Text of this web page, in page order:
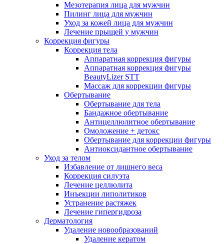
Мезотерапия лица для мужчин
Пилинг лица для мужчин
Уход за кожей лица для мужчин
Лечение прыщей у мужчин
Коррекция фигуры
Коррекция тела
Аппаратная коррекция фигуры
Аппаратная коррекция фигуры
BeautyLizer STT
Массаж для коррекции фигуры
Обертывание
Обертывание для тела
Бандажное обертывание
Антицеллюлитное обертывание
Омоложение + детокс
Обертывание для коррекции фигуры
Антиоксидантное обертывание
Уход за телом
Избавление от лишнего веса
Коррекция силуэта
Лечение целлюлита
Инъекции липолитиков
Устранение растяжек
Лечение гипергидроза
Дерматология
Удаление новообразований
Удаление кератом